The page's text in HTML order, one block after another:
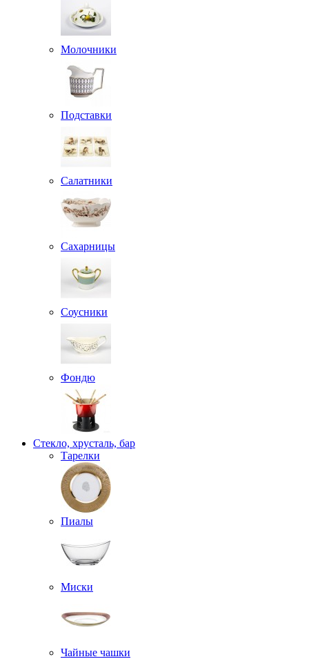
Молочники
Подставки
Салатники
Сахарницы
Соусники
Фондю
Стекло, хрусталь, бар
Тарелки
Пиалы
Миски
Чайные чашки